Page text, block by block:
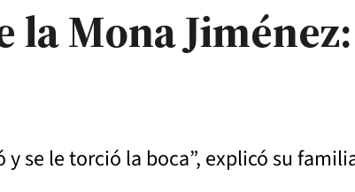
la Mona
se le torció la boca”, explicó su